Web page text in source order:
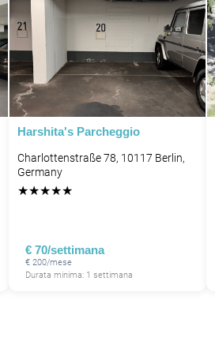
Harshita's Parcheggio
Charlottenstraße 78, 10117 Berlin,
Germany
★★★★★
€ 70/settimana
€ 200/mese
Durata minima: 1 settimana